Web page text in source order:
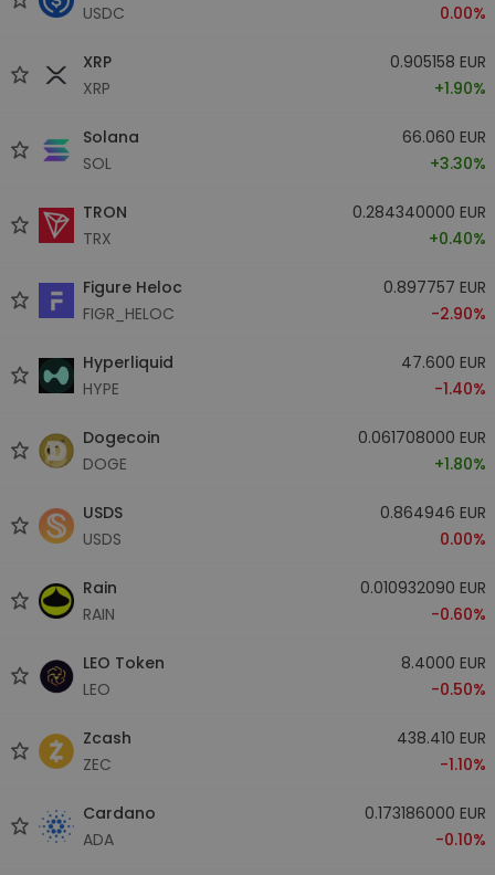
USDC
0.00%
XRP
XRP
0.905158 EUR
+1.90%
Solana
SOL
66.060 EUR
+3.30%
TRON
TRX
0.284340000 EUR
+0.40%
Figure Heloc
FIGR_HELOC
0.897757 EUR
-2.90%
Hyperliquid
HYPE
47.600 EUR
-1.40%
Dogecoin
DOGE
0.061708000 EUR
+1.80%
USDS
USDS
0.864946 EUR
0.00%
Rain
RAIN
0.010932090 EUR
-0.60%
LEO Token
LEO
8.4000 EUR
-0.50%
Zcash
ZEC
438.410 EUR
-1.10%
Cardano
ADA
0.173186000 EUR
-0.10%